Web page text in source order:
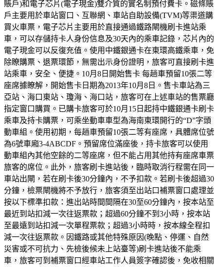
賬戶)和電子芯片(電子現金)雙介質的實名制預付費卡。磁條賬
戶主要用於車站窗口、互聯網、車站自助設備(TVM)等渠道購
買火車票，電子芯片主要用於直接通過鐵路閘機刷卡進站乘
車，可以存儲持卡人身份信息及30天內的乘車記錄，芯片內的
電子現金可以反復充值。使用中鐵銀通卡在東環高鐵乘車，免
除瞭購票、退票環節，無需出示身份證明，旅客可直接刷卡進
站乘車，安全、便捷。10月8日開始售卡 每趟車預留10張二等
座席據瞭解，開始售卡日期為2013年10月8日。售卡車站為三
亞站、海口東站、瓊海、海口站，旅客可在上述車站的售票廳
指定窗口購買。已購卡旅客可於10月15日起持中鐵銀通卡刷卡
乘車及持卡購票，可乘坐動車車型為海南東環開行的“D”字頭
動車組。使用初期，每趟車預留10張二等有座席，具體席位號
為6號車廂3-4ABCDF。預留席位滿座後，持卡旅客可以使用
動車組內其他空餘的二等座席，但不能占用其他持有座席車票
旅客的席位。此外，旅客刷卡進站後，臨時取消行程需在同一
車站出閘，若在刷卡後30分鐘內，不予扣款。若刷卡後超過30
分鐘，檢票閘機將不予放行，旅客須至出站口補票窗口處理並
按以下標準扣款：進出站時間間隔在30至60分鐘內，按本站至
最近到站扣減一次往返票款；超過60分鐘不到3小時，按本站
至最遠到站扣減一次單程票款；超過3小時時，按本線全程扣
減一次往返票款。因鐵路或其他特殊原因(晚點、停運、自然
災害或不可抗力、先檢後候未上站臺等)刷卡進站後不能乘
車，旅客可到補票窗口經車站工作人員簽字確認後，免收相關